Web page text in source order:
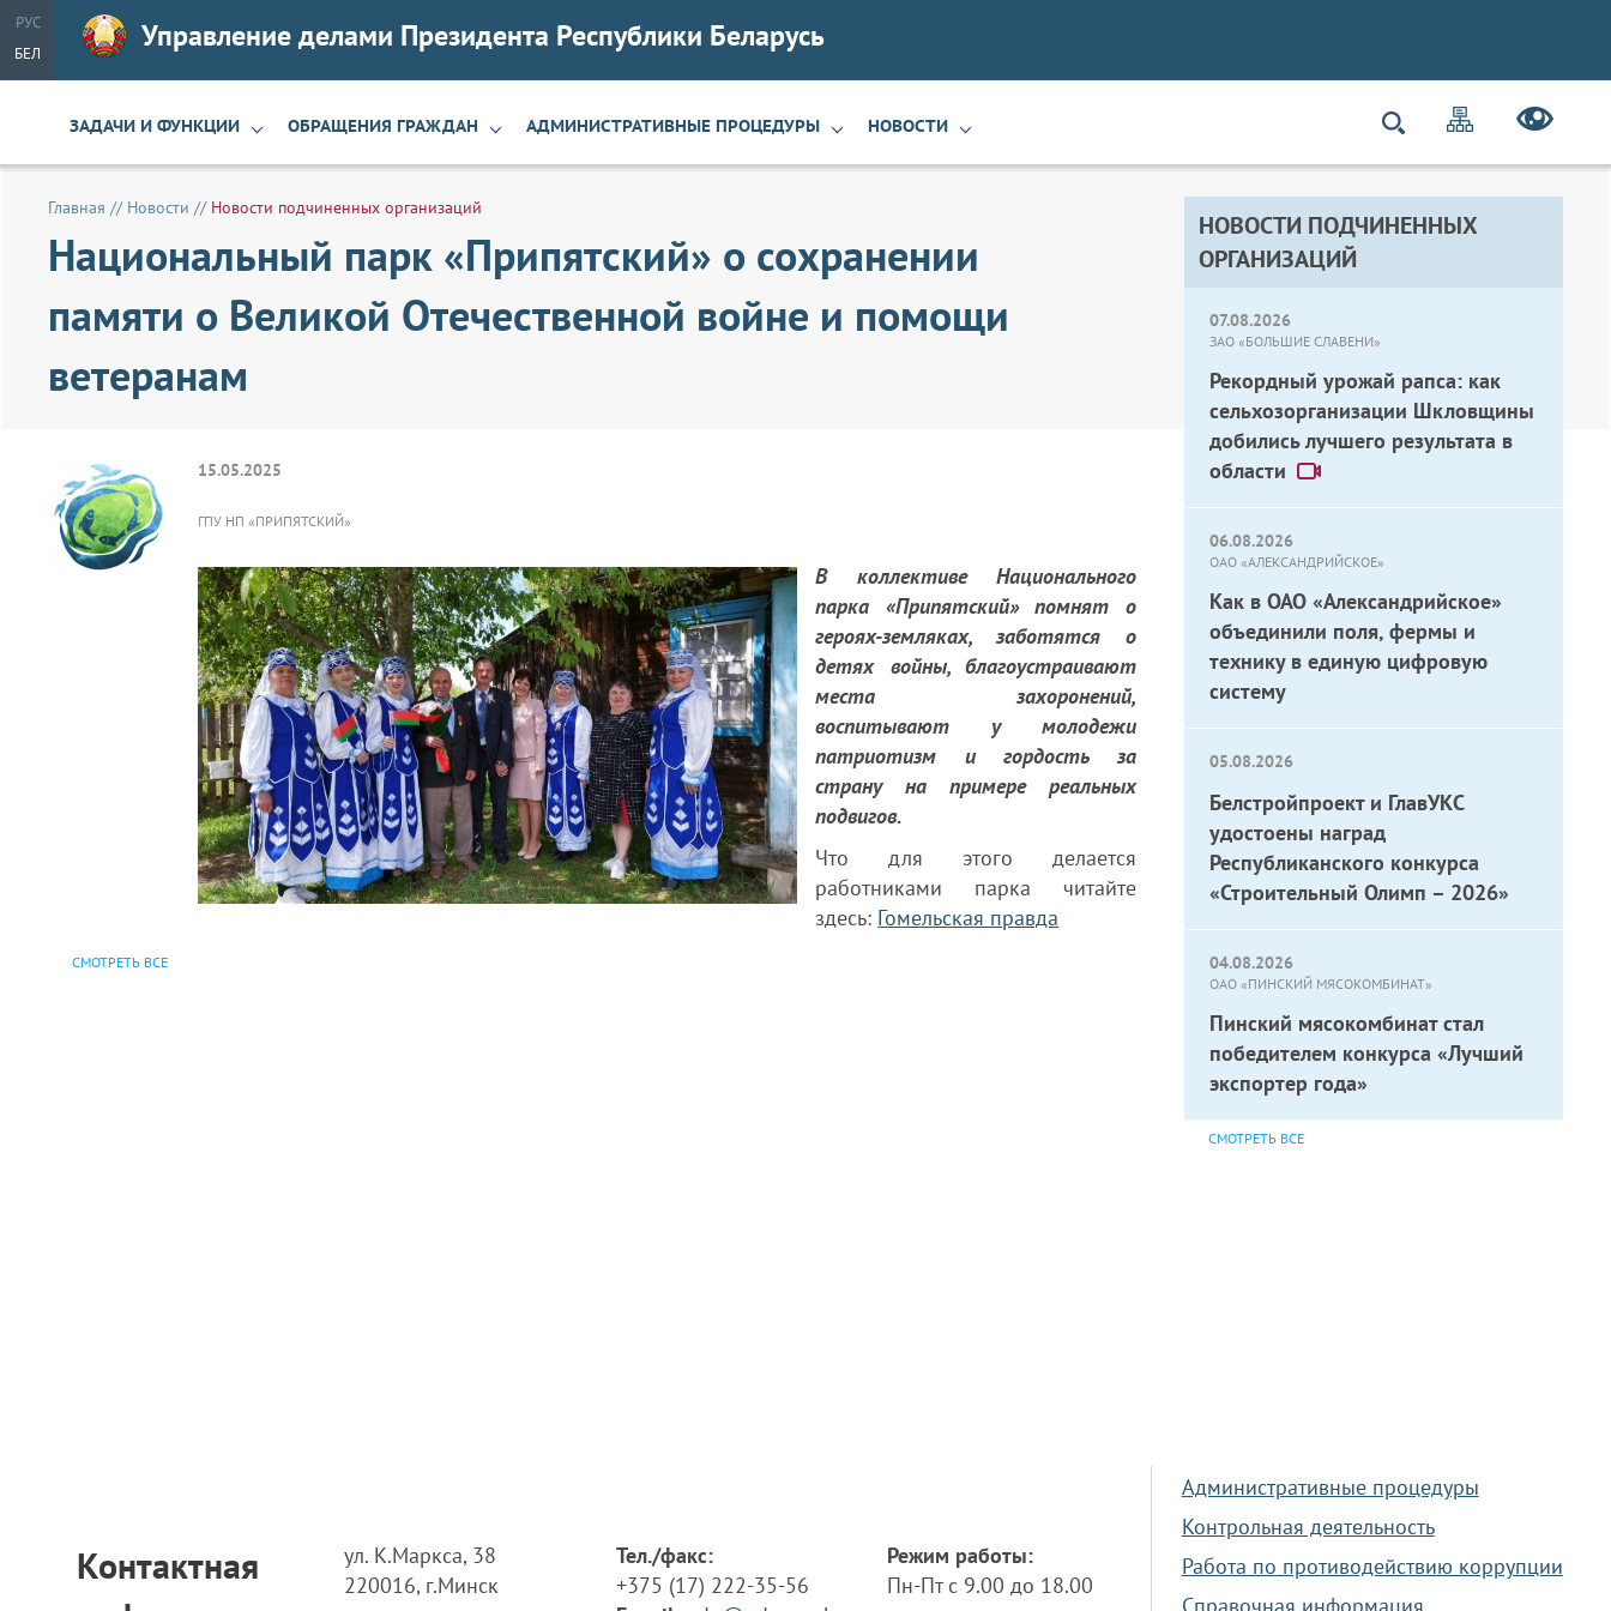
РУС
БЕЛ
Управление делами Президента Республики Беларусь
ЗАДАЧИ И ФУНКЦИИ ОБРАЩЕНИЯ ГРАЖДАН АДМИНИСТРАТИВНЫЕ ПРОЦЕДУРЫ НОВОСТИ
НОВОСТИ ПОДЧИНЕННЫХ
ОРГАНИЗАЦИЙ
07.08.2026
ЗАО «БОЛЬШИЕ СЛАВЕНИ»
Рекордный урожай рапса: как
сельхозорганизации Шкловщины
добились лучшего результата в
области
06.08.2026
ОАО «АЛЕКСАНДРИЙСКОЕ»
Как в ОАО «Александрийское»
объединили поля, фермы и
технику в единую цифровую
систему
05.08.2026
Белстройпроект и ГлавУКС
удостоены наград
Республиканского конкурса
«Строительный Олимп – 2026»
04.08.2026
ОАО «ПИНСКИЙ МЯСОКОМБИНАТ»
Пинский мясокомбинат стал
победителем конкурса «Лучший
экспортер года»
СМОТРЕТЬ ВСЕ
Главная // Новости // Новости подчиненных организаций
Национальный парк «Припятский» о сохранении
памяти о Великой Отечественной войне и помощи
ветеранам
15.05.2025
ГПУ НП «ПРИПЯТСКИЙ»
В коллективе Национального
парка «Припятский» помнят о
героях-земляках, заботятся о
детях войны, благоустраивают
места захоронений,
воспитывают у молодежи
патриотизм и гордость за
страну на примере реальных
подвигов.
Что для этого делается
работниками парка читайте
здесь: Гомельская правда
СМОТРЕТЬ ВСЕ
Контактная
ул. К.Маркса, 38
220016, г.Минск
Тел./факс:
+375 (17) 222-35-56
Режим работы:
Пн-Пт с 9.00 до 18.00
Административные процедуры
Контрольная деятельность
Работа по противодействию коррупции